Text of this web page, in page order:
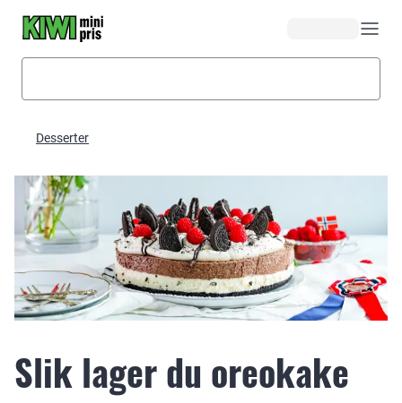
Desserter
Slik lager du oreokake